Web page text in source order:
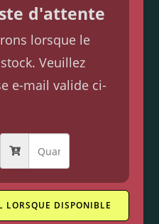
d'attente
lorsque le
Veuillez
e-mail valide ci-
LORSQUE DISPONIBLE